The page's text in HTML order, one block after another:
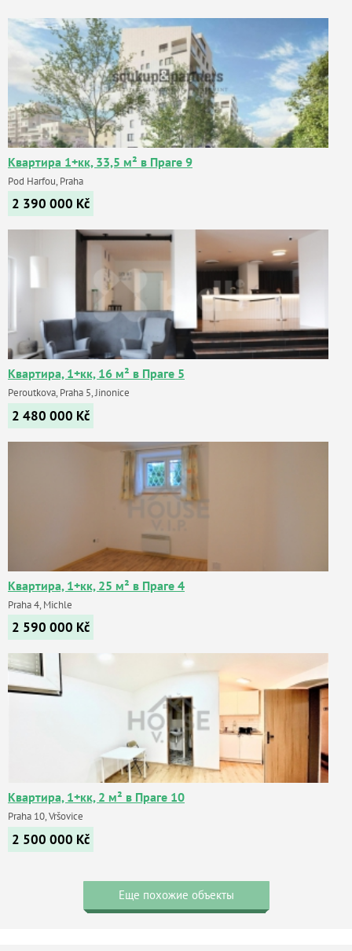
Квартира 1+кк, 33,5 м² в Праге 9
Pod Harfou, Praha
2 390 000 Kč
Квартира, 1+кк, 16 м² в Праге 5
Peroutkova, Praha 5, Jinonice
2 480 000 Kč
Квартира, 1+кк, 25 м² в Праге 4
Praha 4, Michle
2 590 000 Kč
Квартира, 1+кк, 2 м² в Праге 10
Praha 10, Vršovice
2 500 000 Kč
Еще похожие объекты